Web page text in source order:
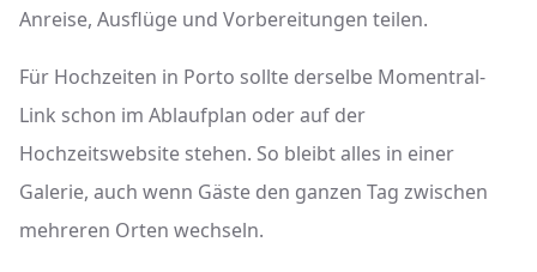
Anreise, Ausflüge und Vorbereitungen teilen.
Für Hochzeiten in Porto sollte derselbe Momentral-
Link schon im Ablaufplan oder auf der
Hochzeitswebsite stehen. So bleibt alles in einer
Galerie, auch wenn Gäste den ganzen Tag zwischen
mehreren Orten wechseln.